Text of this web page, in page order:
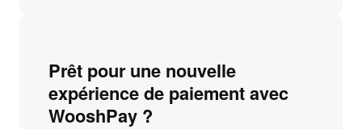
Prêt pour une nouvelle
expérience de paiement avec
WooshPay ?